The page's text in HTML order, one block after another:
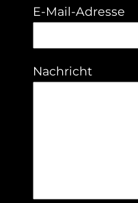
E-Mail-Adresse
Nachricht